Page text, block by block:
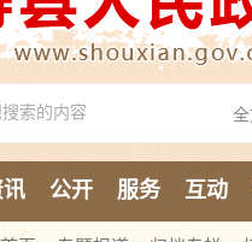
讯 公开 服务 互动